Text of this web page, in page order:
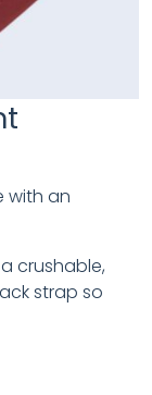
with an
crushable,
strap so